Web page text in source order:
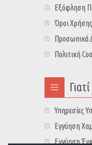
Εξόφληση
Όροι Χρήσης
Προσωπικά
Πολιτική
Υπηρεσίες
Εγγύηση
Εγγύηση